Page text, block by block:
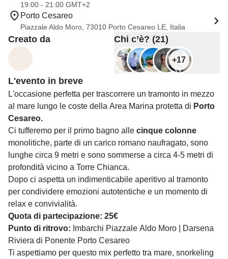
19:00 - 21:00 GMT+2
Porto Cesareo
Piazzale Aldo Moro, 73010 Porto Cesareo LE, Italia
Creato da Chi c’è? (21)
+17
L'evento in breve
L'occasione perfetta per trascorrere un tramonto in mezzo
al mare lungo le coste della Area Marina protetta di Porto
Cesareo.
Ci tufferemo per il primo bagno alle cinque colonne
monolitiche, parte di un carico romano naufragato, sono
lunghe circa 9 metri e sono sommerse a circa 4-5 metri di
profondità vicino a Torre Chianca.
Dopo ci aspetta un indimenticabile aperitivo al tramonto
per condividere emozioni autotentiche e un momento di
relax e convivialità.
Quota di partecipazione: 25€
Punto di ritrovo: Imbarchi Piazzale Aldo Moro | Darsena
Riviera di Ponente Porto Cesareo
Ti aspettiamo per questo mix perfetto tra mare, snorkeling